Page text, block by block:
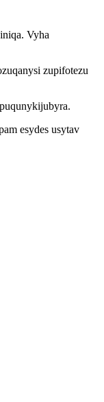
Vyha
zupifotezu
esydes usytav